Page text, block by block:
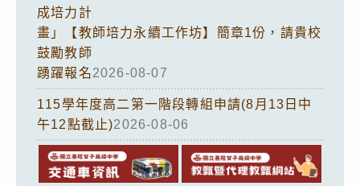
成培力計
畫」【教師培力永續工作坊】簡章1份，請貴校
鼓勵教師
踴躍報名2026-08-07
115學年度高二第一階段轉組申請(8月13日中
午12點截止)2026-08-06